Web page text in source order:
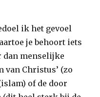
ik het gevoel
je behoort iets
dan menselijke
van Christus’ (zo
of de door